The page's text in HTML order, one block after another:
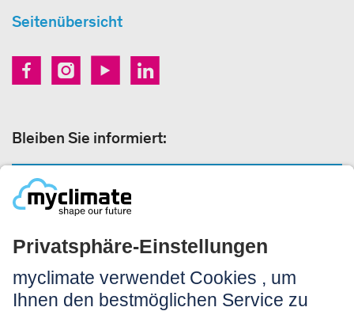
Seitenübersicht
Bleiben Sie informiert:
Rechtliches:
Impressum